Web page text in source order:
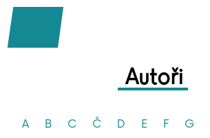
Autoři
A B C Č D E F G